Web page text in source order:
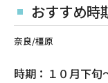
おすすめ時
奈良/橿原
時期：１０月下旬